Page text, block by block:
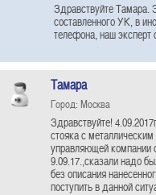
Здравствуйте Тамара.
составленного УК, в
телефона, наш
Тамара
Город: Москва
Здравствуйте!
стояка с
управляющей компании
9.09.17.,сказали надо
без описания
поступить в данной